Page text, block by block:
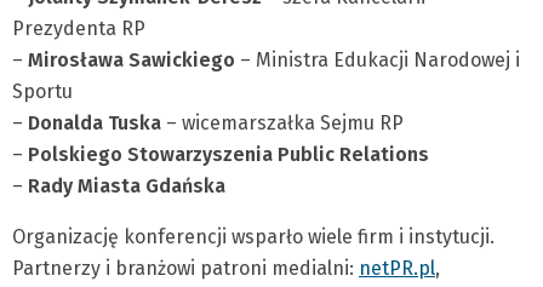
Prezydenta RP
– Mirosława Sawickiego – Ministra Edukacji Narodowej i
Sportu
– Donalda Tuska – wicemarszałka Sejmu RP
– Polskiego Stowarzyszenia Public Relations
– Rady Miasta Gdańska
Organizację konferencji wsparło wiele firm i instytucji.
Partnerzy i branżowi patroni medialni: netPR.pl,